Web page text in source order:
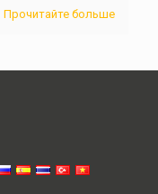
Прочитайте больше